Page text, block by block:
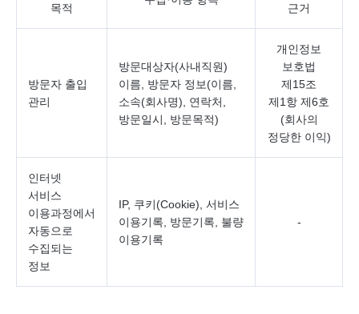
목적 근거
방문자 출입
관리
방문대상자(사내직원)
이름, 방문자 정보(이름,
소속(회사명), 연락처,
방문일시, 방문목적)
개인정보
보호법
제15조
제1항 제6호
(회사의
정당한 이익)
인터넷
서비스
이용과정에서
자동으로
수집되는
정보
IP, 쿠키(Cookie), 서비스
이용기록, 방문기록, 불량
이용기록
-